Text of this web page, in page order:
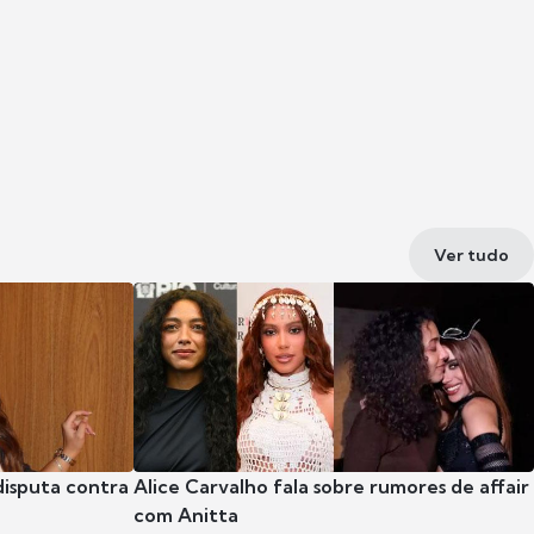
Ver tudo
contra Alice Carvalho fala sobre rumores de affair
com Anitta